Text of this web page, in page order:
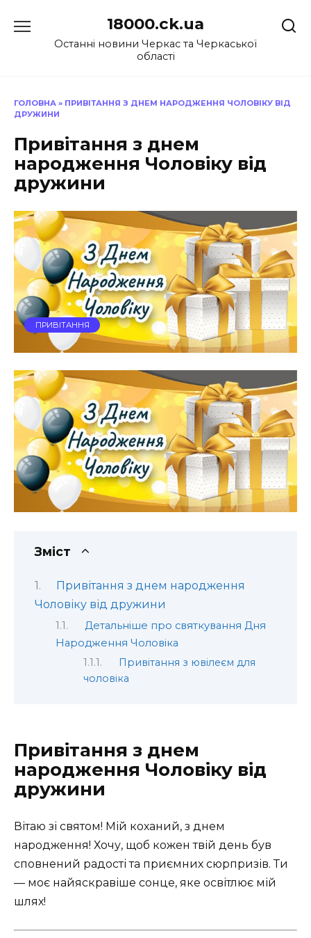
до
18000.ck.ua
Останні новини Черкас та Черкаської
області
ГОЛОВНА » ПРИВІТАННЯ З ДНЕМ НАРОДЖЕННЯ ЧОЛОВІКУ ВІД
ДРУЖИНИ
Привітання з днем
народження Чоловіку від
дружини
ПРИВІТАННЯ
Зміст
Привітання з днем народження
Чоловіку від дружини
Детальніше про святкування Дня
Народження Чоловіка
Привітання з ювілеєм для
чоловіка
Привітання з днем
народження Чоловіку від
дружини
Вітаю зі святом! Мій коханий, з днем
народження! Хочу, щоб кожен твій день був
сповнений радості та приємних сюрпризів. Ти
— моє найяскравіше сонце, яке освітлює мій
шлях!